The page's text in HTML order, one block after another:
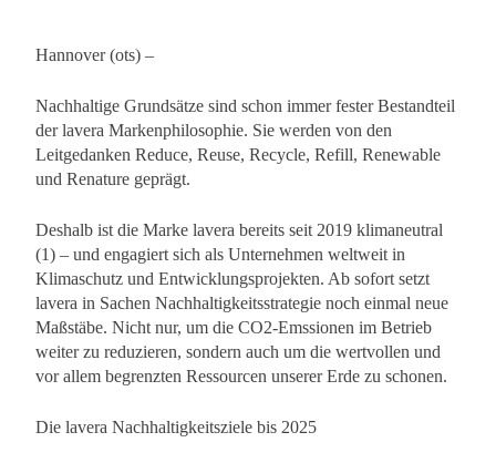
Hannover (ots) –
Nachhaltige Grundsätze sind schon immer fester Bestandteil
der lavera Markenphilosophie. Sie werden von den
Leitgedanken Reduce, Reuse, Recycle, Refill, Renewable
und Renature geprägt.
Deshalb ist die Marke lavera bereits seit 2019 klimaneutral
(1) – und engagiert sich als Unternehmen weltweit in
Klimaschutz und Entwicklungsprojekten. Ab sofort setzt
lavera in Sachen Nachhaltigkeitsstrategie noch einmal neue
Maßstäbe. Nicht nur, um die CO2-Emssionen im Betrieb
weiter zu reduzieren, sondern auch um die wertvollen und
vor allem begrenzten Ressourcen unserer Erde zu schonen.
Die lavera Nachhaltigkeitsziele bis 2025